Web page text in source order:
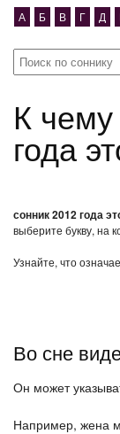
А Б В Г Д
К чему снится сонник 2012 года это? сонник 2012
года
сонник 2012 года
выберите букву, на
Узнайте, что
Во сне
Он может
Например, жена